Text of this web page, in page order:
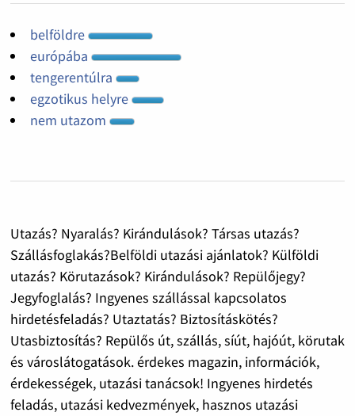
belföldre
európába
tengerentúlra
egzotikus helyre
nem utazom
Utazás? Nyaralás? Kirándulások? Társas utazás?
Szállásfoglakás?Belföldi utazási ajánlatok? Külföldi
utazás? Körutazások? Kirándulások? Repülőjegy?
Jegyfoglalás? Ingyenes szállással kapcsolatos
hirdetésfeladás? Utaztatás? Biztosításkötés?
Utasbiztosítás? Repülős út, szállás, síút, hajóút, körutak
és városlátogatások. érdekes magazin, információk,
érdekességek, utazási tanácsok! Ingyenes hirdetés
feladás, utazási kedvezmények, hasznos utazási